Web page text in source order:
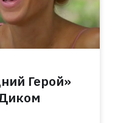
Герой»